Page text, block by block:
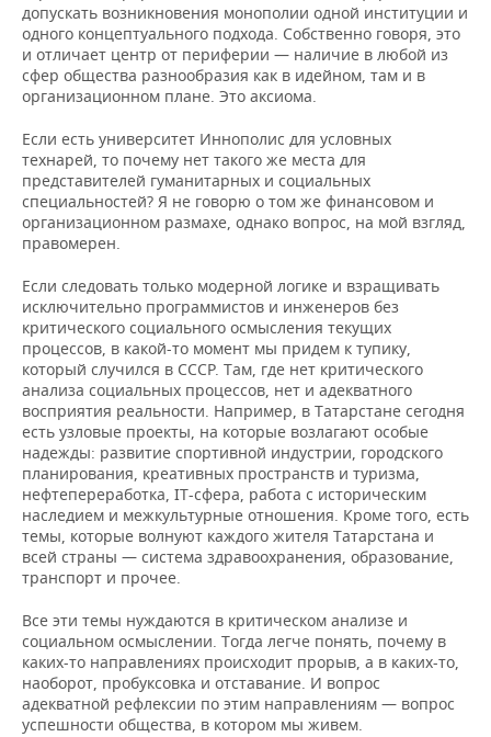
допускать возникновения монополии одной институции и
одного концептуального подхода. Собственно говоря, это
и отличает центр от периферии — наличие в любой из
сфер общества разнообразия как в идейном, там и в
организационном плане. Это аксиома.
Если есть университет Иннополис для условных
технарей, то почему нет такого же места для
представителей гуманитарных и социальных
специальностей? Я не говорю о том же финансовом и
организационном размахе, однако вопрос, на мой взгляд,
правомерен.
Если следовать только модерной логике и взращивать
исключительно программистов и инженеров без
критического социального осмысления текущих
процессов, в какой-то момент мы придем к тупику,
который случился в СССР. Там, где нет критического
анализа социальных процессов, нет и адекватного
восприятия реальности. Например, в Татарстане сегодня
есть узловые проекты, на которые возлагают особые
надежды: развитие спортивной индустрии, городского
планирования, креативных пространств и туризма,
нефтепереработка, IT-сфера, работа с историческим
наследием и межкультурные отношения. Кроме того, есть
темы, которые волнуют каждого жителя Татарстана и
всей страны — система здравоохранения, образование,
транспорт и прочее.
Все эти темы нуждаются в критическом анализе и
социальном осмыслении. Тогда легче понять, почему в
каких-то направлениях происходит прорыв, а в каких-то,
наоборот, пробуксовка и отставание. И вопрос
адекватной рефлексии по этим направлениям — вопрос
успешности общества, в котором мы живем.